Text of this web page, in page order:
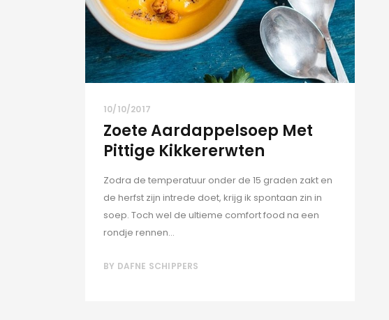
10/10/2017
Zoete Aardappelsoep Met
Pittige Kikkererwten
Zodra de temperatuur onder de 15 graden zakt en
de herfst zijn intrede doet, krijg ik spontaan zin in
soep. Toch wel de ultieme comfort food na een
rondje rennen...
BY DAFNE SCHIPPERS